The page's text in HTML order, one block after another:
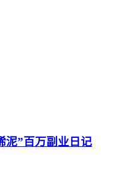
泥”百万副业日记